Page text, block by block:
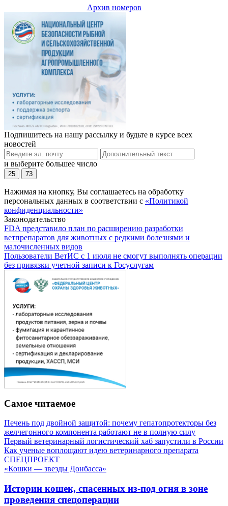
Архив номеров
Подпишитесь на нашу рассылку и будьте в курсе всех
новостей
и выберите большее число
25 73
Нажимая на кнопку, Вы соглашаетесь на обработку
персональных данных в соответствии с «Политикой
конфиденциальности»
Законодательство
FDA представило план по расширению разработки
ветпрепаратов для животных с редкими болезнями и
малочисленных видов
Пользователи ВетИС с 1 июля не смогут выполнять операции
без привязки учетной записи к Госуслугам
Самое читаемое
Печень под двойной защитой: почему гепатопротекторы без
желчегонного компонента работают не в полную силу
Первый ветеринарный логистический хаб запустили в России
Как ученые воплощают идею ветеринарного препарата
СПЕЦПРОЕКТ
«Кошки — звезды Донбасса»
Истории кошек, спасенных из-под огня в зоне
проведения спецоперации